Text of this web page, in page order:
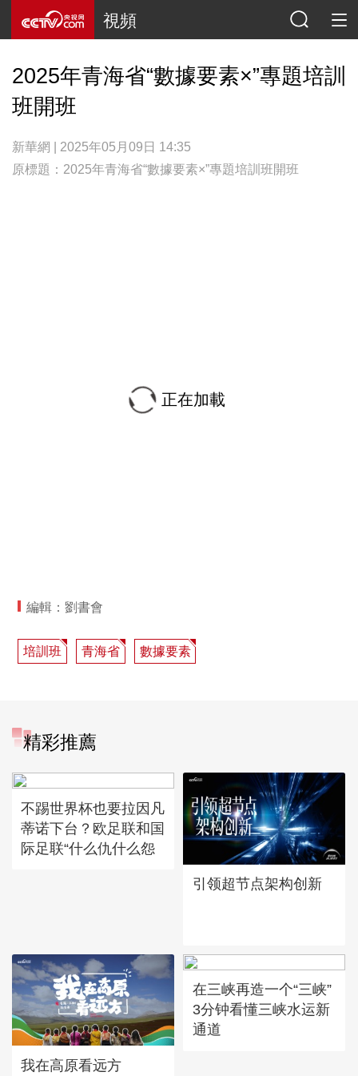
視頻
2025年青海省“數據要素×”專題培訓
班開班
新華網 | 2025年05月09日 14:35
原標題：2025年青海省“數據要素×”專題培訓班開班
正在加載
編輯：劉書會
培訓班 青海省 數據要素
精彩推薦
不踢世界杯也要拉因凡
蒂诺下台？欧足联和国
际足联“什么仇什么怨
引领超节点架构创新
我在高原看远方
在三峡再造一个“三峡”
3分钟看懂三峡水运新
通道